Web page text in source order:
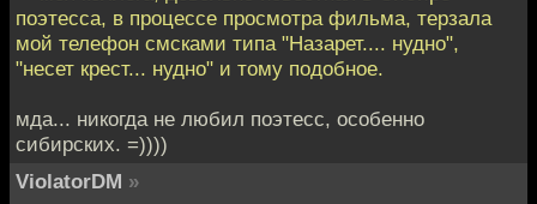
поэтесса, в процессе просмотра фильма, терзала
мой телефон смсками типа "Назарет.... нудно",
"несет крест... нудно" и тому подобное.
мда... никогда не любил поэтесс, особенно
сибирских. =))))
ViolatorDM »